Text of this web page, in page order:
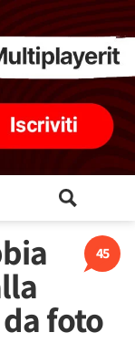
45
foto